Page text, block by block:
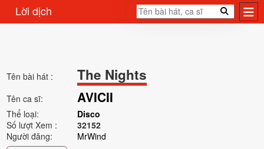
Lời dịch
Tên bài hát : The Nights
Tên ca sĩ: AVICII
Thể loại:
Disco
Số lượt Xem :
32152
Người đăng:
MrWind